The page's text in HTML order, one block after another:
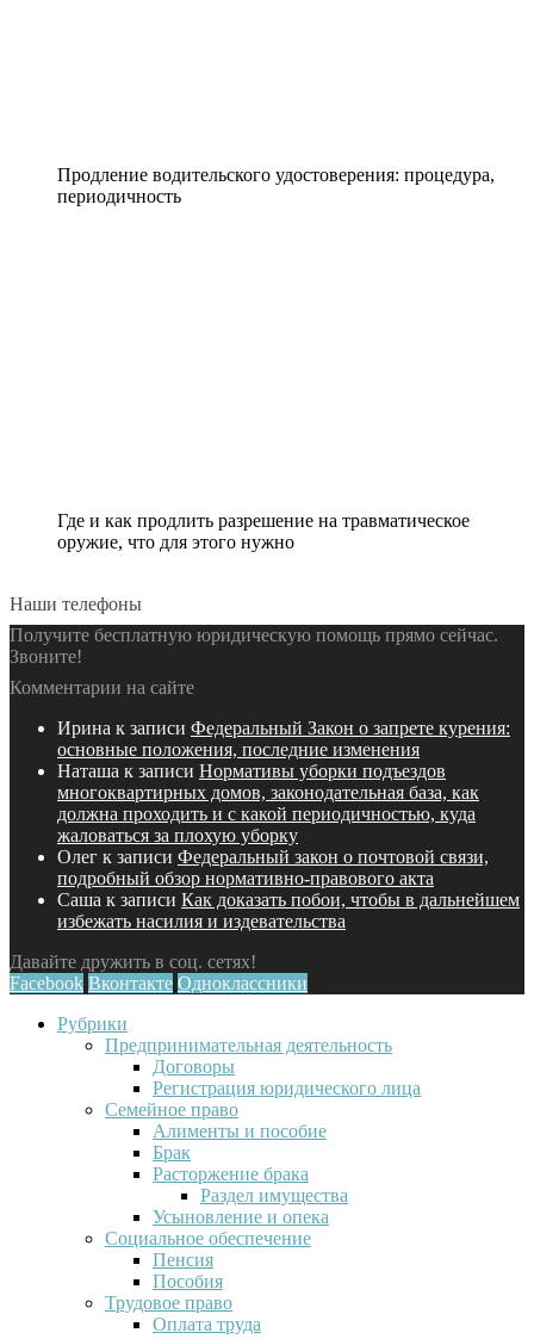
Продление водительского удостоверения: процедура,
периодичность
Где и как продлить разрешение на травматическое
оружие, что для этого нужно
Наши телефоны
Получите бесплатную юридическую помощь прямо сейчас.
Звоните!
Комментарии на сайте
Ирина к записи Федеральный Закон о запрете курения:
основные положения, последние изменения
Наташа к записи Нормативы уборки подъездов
многоквартирных домов, законодательная база, как
должна проходить и с какой периодичностью, куда
жаловаться за плохую уборку
Олег к записи Федеральный закон о почтовой связи,
подробный обзор нормативно-правового акта
Саша к записи Как доказать побои, чтобы в дальнейшем
избежать насилия и издевательства
Давайте дружить в соц. сетях!
Facebook Вконтакте Одноклассники
Рубрики
Предпринимательная деятельность
Договоры
Регистрация юридического лица
Семейное право
Алименты и пособие
Брак
Расторжение брака
Раздел имущества
Усыновление и опека
Социальное обеспечение
Пенсия
Пособия
Трудовое право
Оплата труда